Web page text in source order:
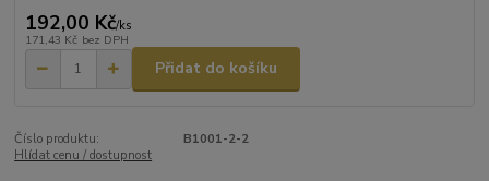
192,00 Kč/ks
171,43 Kč bez DPH
Přidat do košíku
Číslo produktu:
B1001-2-2
Hlídat cenu / dostupnost